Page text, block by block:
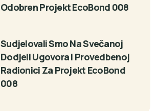
Odobren Projekt EcoBond 008
Sudjelovali Smo Na Svečanoj
Dodjeli Ugovora I Provedbenoj
Radionici Za Projekt EcoBond
008